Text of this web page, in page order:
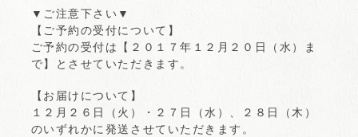
▼ご注意下さい▼
【ご予約の受付について】
ご予約の受付は【２０１７年１２月２０日（水）ま
で】とさせていただきます。
【お届けについて】
１２月２６日（火）・２７日（水）、２８日（木）
のいずれかに発送させていただきます。